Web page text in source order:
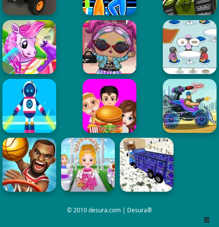
© 2010 desura.com | Desura®